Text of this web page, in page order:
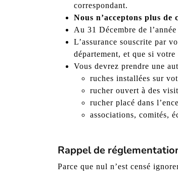
correspondant.
Nous n’acceptons plus
Au 31 Décembre de
L’assurance souscrite par
département, et que si
Vous devrez prendre une
ruches installées sur
rucher ouvert à des
rucher placé dans
associations, comités,
Rappel de
Parce que nul n’est censé